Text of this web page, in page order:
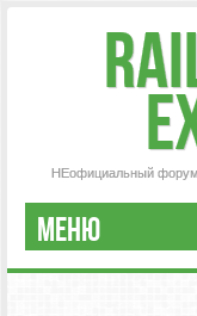
НЕофициальный форум
МЕНЮ
РЕГИСТРАЦИЯ